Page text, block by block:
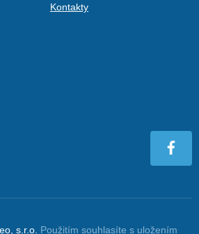
Kontakty
s.r.o. Použitím souhlasíte s uložením